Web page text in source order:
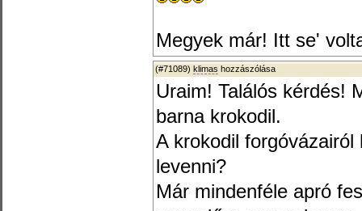
Megyek már! Itt se'
(#71089) klimas hozzászólása
Uraim! Találós kérdés!
barna krokodil.
A krokodil
levenni?
Már mindenféle apró